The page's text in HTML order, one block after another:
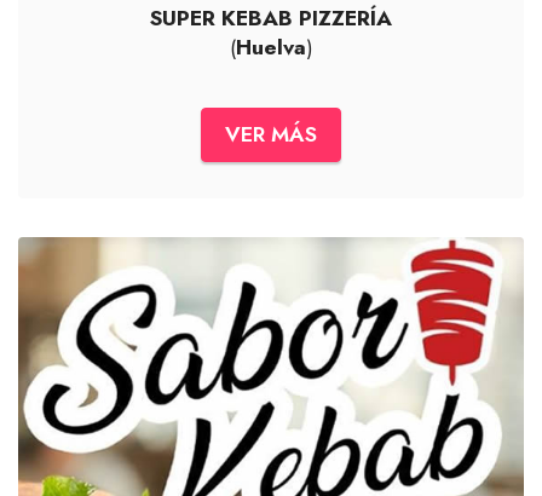
SUPER KEBAB PIZZERÍA
(Huelva)
VER MÁS